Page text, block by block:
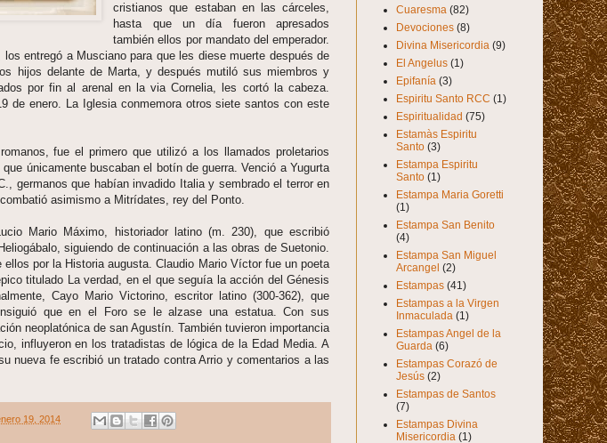
cristianos que estaban en las cárceles,
hasta que un día fueron apresados
también ellos por mandato del emperador.
entregó a Musciano para que les diese muerte después de
hijos delante de Marta, y después mutiló sus miembros y
por fin al arenal en la via Cornelia, les cortó la cabeza.
de enero. La Iglesia conmemora otros siete santos con este
fue el primero que utilizó a los llamados proletarios
únicamente buscaban el botín de guerra. Venció a Yugurta
germanos que habían invadido Italia y sembrado el terror en
asimismo a Mitrídates, rey del Ponto.
Mario Máximo, historiador latino (m. 230), que escribió
siguiendo de continuación a las obras de Suetonio.
por la Historia augusta. Claudio Mario Víctor fue un poeta
titulado La verdad, en el que seguía la acción del Génesis
Cayo Mario Victorino, escritor latino (300-362), que
que en el Foro se le alzase una estatua. Con sus
neoplatónica de san Agustín. También tuvieron importancia
influyeron en los tratadistas de lógica de la Edad Media. A
nueva fe escribió un tratado contra Arrio y comentarios a las
19, 2014
Cuaresma (82)
Devociones (8)
Divina Misericordia (9)
El Angelus (1)
Epifanía (3)
Espiritu Santo RCC (1)
Espiritualidad (75)
Estamàs Espiritu
Santo (3)
Estampa Espiritu
Santo (1)
Estampa Maria Goretti
(1)
Estampa San Benito
(4)
Estampa San Miguel
Arcangel (2)
Estampas (41)
Estampas a la Virgen
Inmaculada (1)
Estampas Angel de la
Guarda (6)
Estampas Corazó de
Jesús (2)
Estampas de Santos
(7)
Estampas Divina
Misericordia (1)